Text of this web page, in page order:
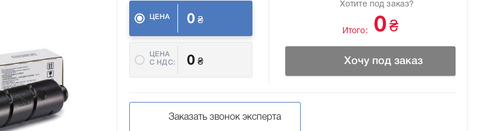
ЦЕНА 0 ₴
ЦЕНА
C НДС:
0 ₴
Хотите под заказ?
Итого: 0 ₴
Хочу под заказ
Заказать звонок эксперта